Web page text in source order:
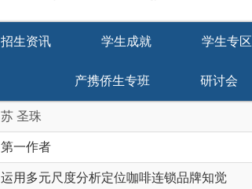
招生资讯 学生成就 学生专区
产携侨生专班 研讨会
苏 圣珠
第一作者
运用多元尺度分析定位咖啡连锁品牌知觉